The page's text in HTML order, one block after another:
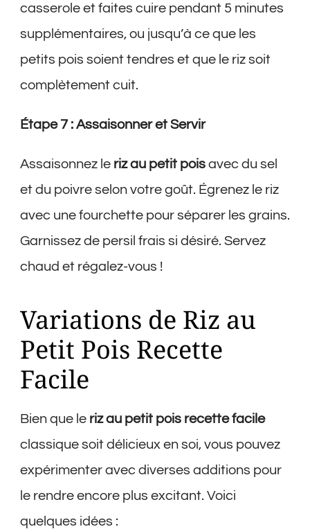
casserole et faites cuire pendant 5 minutes
supplémentaires, ou jusqu’à ce que les
petits pois soient tendres et que le riz soit
complètement cuit.
Étape 7 : Assaisonner et Servir
Assaisonnez le riz au petit pois avec du sel
et du poivre selon votre goût. Égrenez le riz
avec une fourchette pour séparer les grains.
Garnissez de persil frais si désiré. Servez
chaud et régalez-vous !
Variations de Riz au
Petit Pois Recette
Facile
Bien que le riz au petit pois recette facile
classique soit délicieux en soi, vous pouvez
expérimenter avec diverses additions pour
le rendre encore plus excitant. Voici
quelques idées :